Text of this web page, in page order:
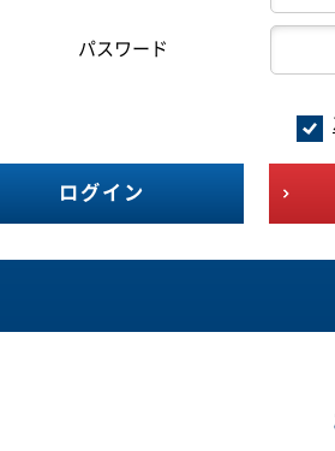
パスワード
ログイン